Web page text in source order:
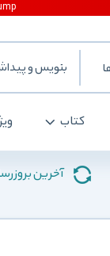
کتاب
آخرین